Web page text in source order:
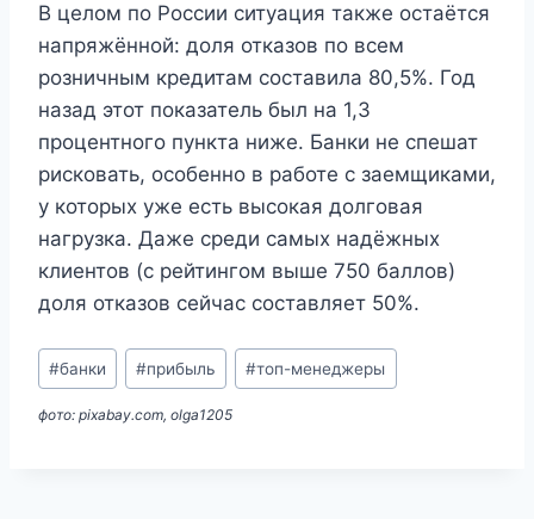
В целом по России ситуация также остаётся
напряжённой: доля отказов по всем
розничным кредитам составила 80,5%. Год
назад этот показатель был на 1,3
процентного пункта ниже. Банки не спешат
рисковать, особенно в работе с заемщиками,
у которых уже есть высокая долговая
нагрузка. Даже среди самых надёжных
клиентов (с рейтингом выше 750 баллов)
доля отказов сейчас составляет 50%.
Метки
записи:
#банки #прибыль #топ-менеджеры
фото: pixabay.com, olga1205